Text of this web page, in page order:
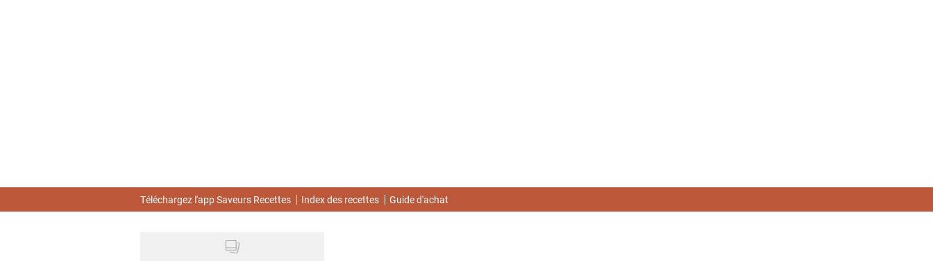
Téléchargez l'app Saveurs Recettes Index des recettes Guide d'achat